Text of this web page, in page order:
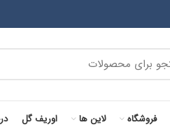
فروشگاه لاین ها اوریف گل